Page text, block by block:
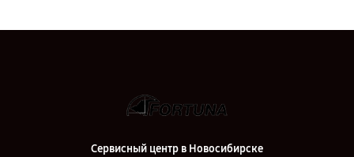
Сервисный центр в Новосибирске